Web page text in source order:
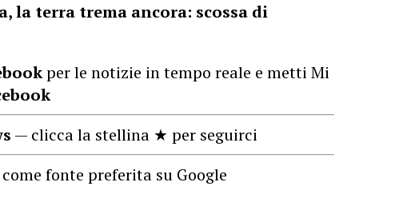
la terra trema ancora: scossa di
per le notizie in tempo reale e metti Mi
— clicca la stellina ★ per seguirci
fonte preferita su Google